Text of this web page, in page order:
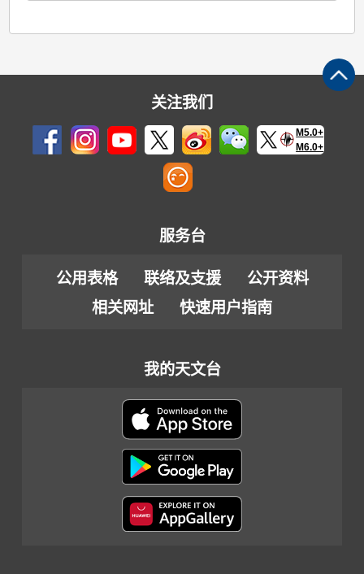
关注我们
M5.0+
M6.0+
服务台
公用表格 联络及支援
公开资料
相关网址
快速用户指南
我的天文台